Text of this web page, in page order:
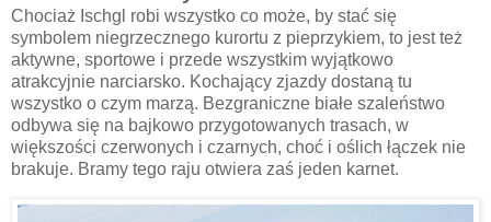
Chociaż Ischgl robi wszystko co może, by stać się
symbolem niegrzecznego kurortu z pieprzykiem, to jest też
aktywne, sportowe i przede wszystkim wyjątkowo
atrakcyjnie narciarsko. Kochający zjazdy dostaną tu
wszystko o czym marzą. Bezgraniczne białe szaleństwo
odbywa się na bajkowo przygotowanych trasach, w
większości czerwonych i czarnych, choć i oślich łączek nie
brakuje. Bramy tego raju otwiera zaś jeden karnet.